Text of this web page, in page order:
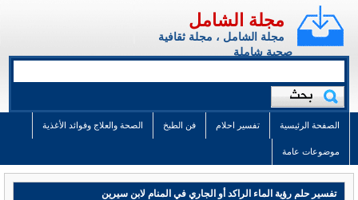
مجلة الشامل
مجلة الشامل ، مجلة ثقافية
صحية شاملة
الصفحة الرئيسية تفسير احلام فن الطبخ الصحة والعلاج وفوائد الأغذية
موضوعات عامة
تفسير حلم رؤية الماء الراكد أو الجاري في المنام لابن سيرين